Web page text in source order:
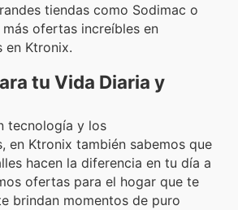
tiendas como Sodimac o
ofertas increíbles en
en Ktronix.
tu Vida Diaria y
tecnología y los
en Ktronix también sabemos que
hacen la diferencia en tu día a
ofertas para el hogar que te
brindan momentos de puro